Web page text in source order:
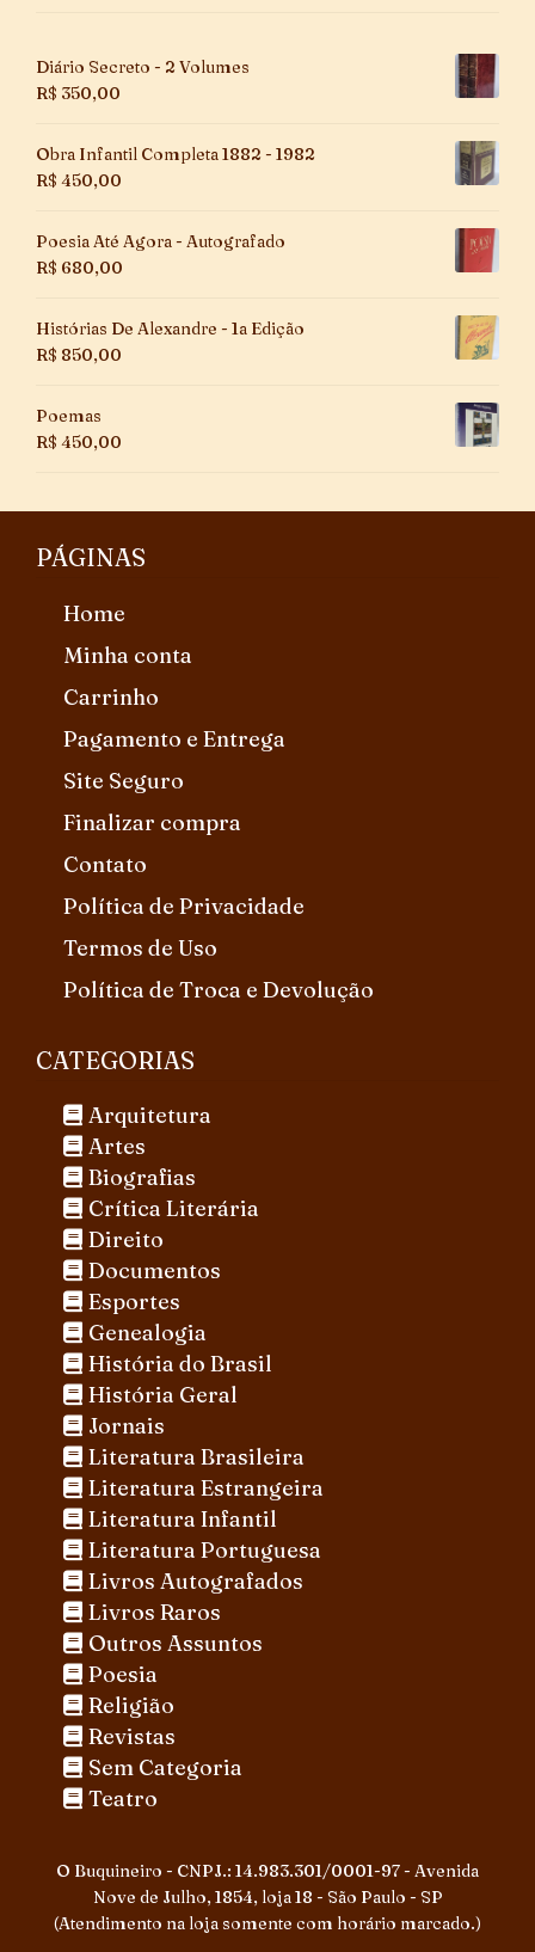
Diário Secreto - 2 Volumes
R$ 350,00
Obra Infantil Completa 1882 - 1982
R$ 450,00
Poesia Até Agora - Autografado
R$ 680,00
Histórias De Alexandre - 1a Edição
R$ 850,00
Poemas
R$ 450,00
PÁGINAS
Home
Minha conta
Carrinho
Pagamento e Entrega
Site Seguro
Finalizar compra
Contato
Política de Privacidade
Termos de Uso
Política de Troca e Devolução
CATEGORIAS
Arquitetura
Artes
Biografias
Crítica Literária
Direito
Documentos
Esportes
Genealogia
História do Brasil
História Geral
Jornais
Literatura Brasileira
Literatura Estrangeira
Literatura Infantil
Literatura Portuguesa
Livros Autografados
Livros Raros
Outros Assuntos
Poesia
Religião
Revistas
Sem Categoria
Teatro
O Buquineiro - CNPJ.: 14.983.301/0001-97 - Avenida
Nove de Julho, 1854, loja 18 - São Paulo - SP
(Atendimento na loja somente com horário marcado.)